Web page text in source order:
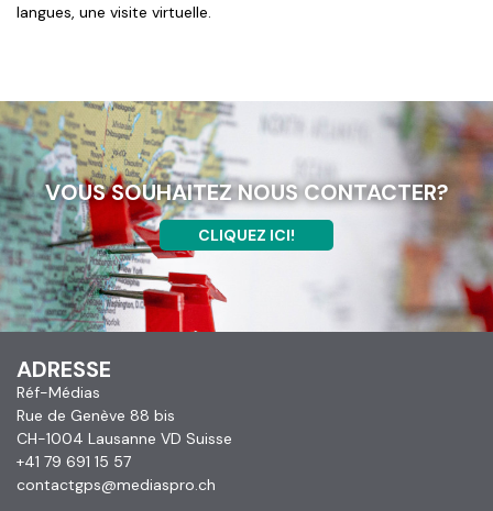
langues, une visite virtuelle.
VOUS SOUHAITEZ NOUS CONTACTER?
CLIQUEZ ICI!
ADRESSE
Réf-Médias
Rue de Genève 88 bis
CH-1004 Lausanne VD Suisse
+41 79 691 15 57
contactgps@mediaspro.ch